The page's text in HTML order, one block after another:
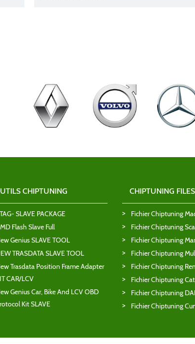
CHIPTUNING
SLAVE PACKAGE
Flash Slave Full
Genius SLAVE TOOL
TRASDATA SLAVE TOOL
Trasdata Position Frame Adapter
CAR/LCV
Genius Car, Bike And LCV OBD
Kit SLAVE
CHIPTUNING FILES
Fichier Chiptuning
Fichier Chiptuning
Fichier Chiptuning
Fichier Chiptuning
Fichier Chiptuning
Fichier Chiptuning
Fichier Chiptuning
Fichier Chiptuning